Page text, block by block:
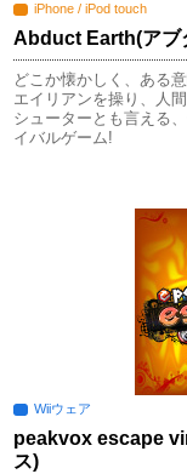
iPhone / iPod touch
Abduct Earth(アブ
どこか懐かしく、ある
エイリアンを操り、人
シューターとも言える
イバルゲーム!
Wiiウェア
peakvox escape
ス)